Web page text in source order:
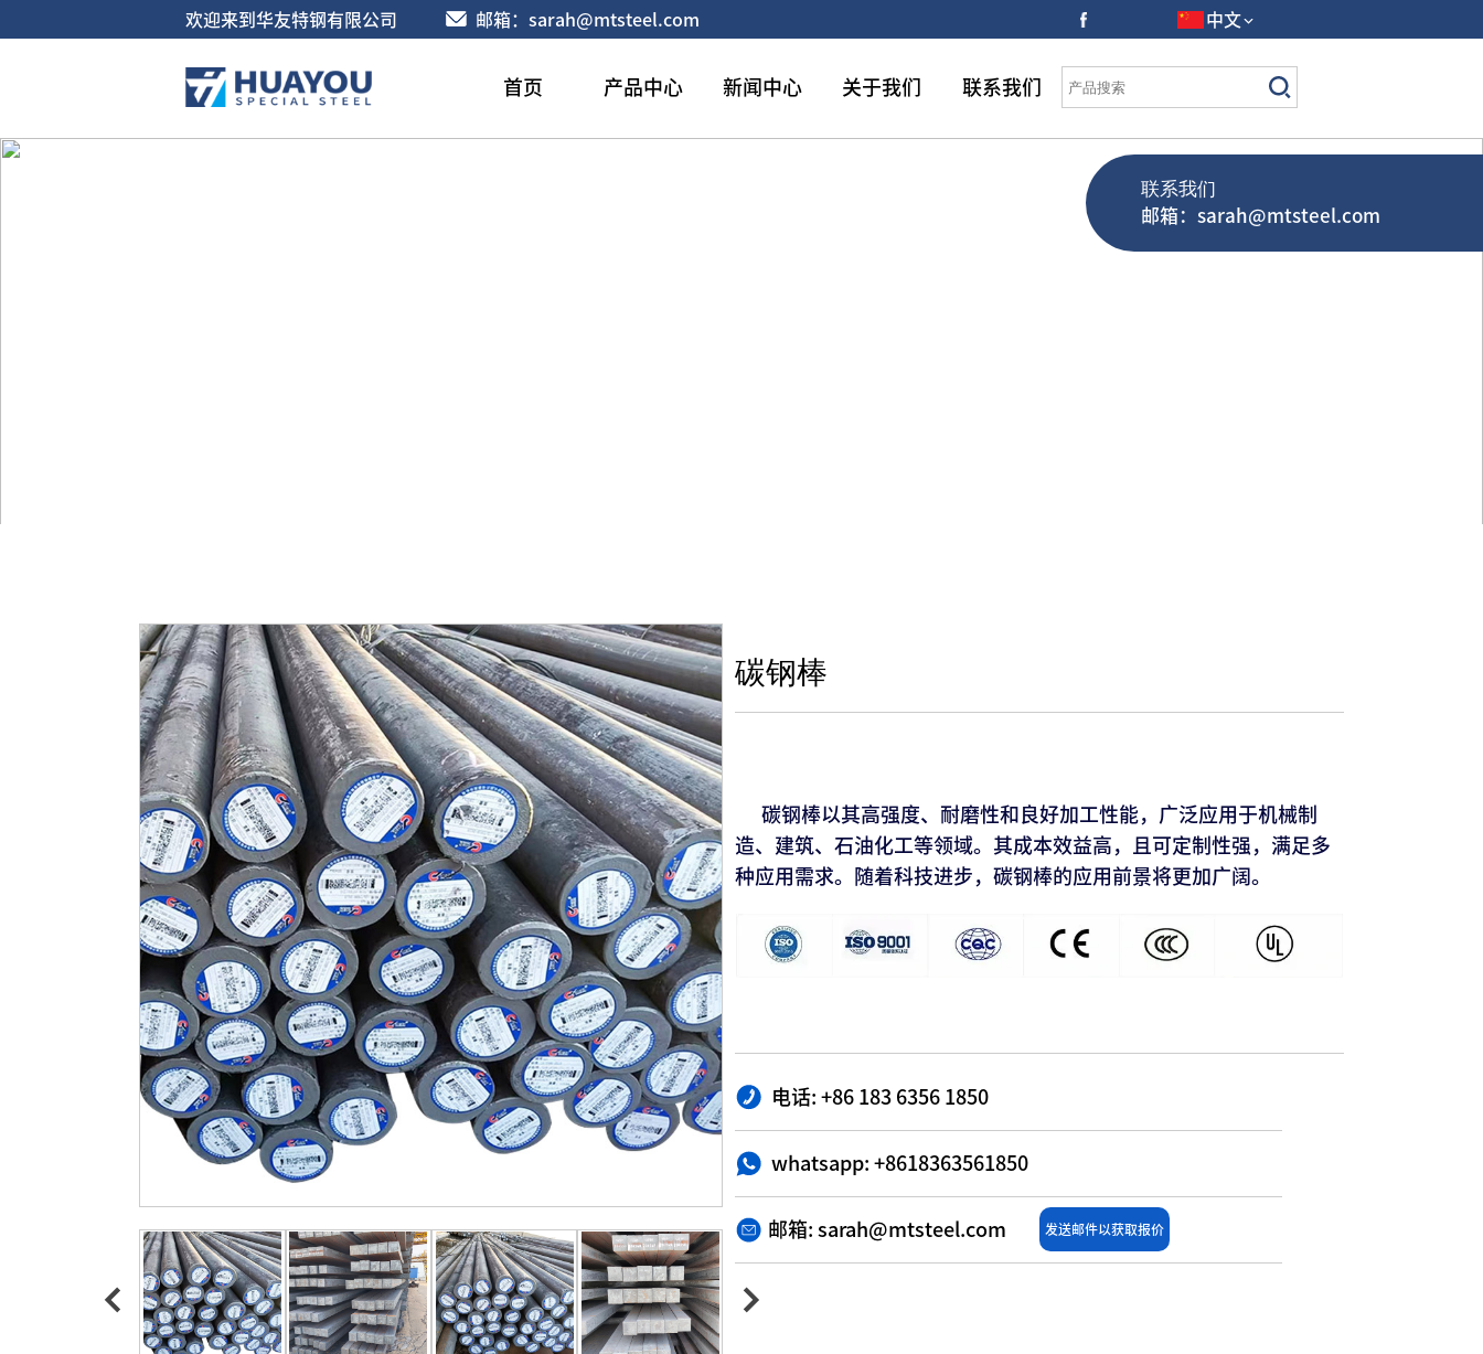
欢迎来到华友特钢有限公司 邮箱：sarah@mtsteel.com 中文
首页 产品中心 新闻中心 关于我们 联系我们
联系我们
邮箱：sarah@mtsteel.com
碳钢棒
碳钢棒以其高强度、耐磨性和良好加工性能，广泛应用于机械制
造、建筑、石油化工等领域。其成本效益高，且可定制性强，满足多
种应用需求。随着科技进步，碳钢棒的应用前景将更加广阔。
电话: +86 183 6356 1850
whatsapp: +8618363561850
邮箱: sarah@mtsteel.com 发送邮件以获取报价